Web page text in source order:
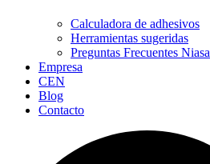
Calculadora de adhesivos
Herramientas sugeridas
Preguntas Frecuentes Niasa
Empresa
CEN
Blog
Contacto